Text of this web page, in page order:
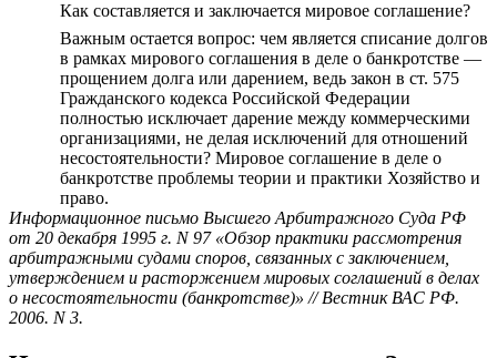
Как составляется и заключается мировое соглашение?
Важным остается вопрос: чем является списание долгов
в рамках мирового соглашения в деле о банкротстве —
прощением долга или дарением, ведь закон в ст. 575
Гражданского кодекса Российской Федерации
полностью исключает дарение между коммерческими
организациями, не делая исключений для отношений
несостоятельности? Мировое соглашение в деле о
банкротстве проблемы теории и практики Хозяйство и
право.
Информационное письмо Высшего Арбитражного Суда РФ
от 20 декабря 1995 г. N 97 «Обзор практики рассмотрения
арбитражными судами споров, связанных с заключением,
утверждением и расторжением мировых соглашений в делах
о несостоятельности (банкротстве)» // Вестник ВАС РФ.
2006. N 3.